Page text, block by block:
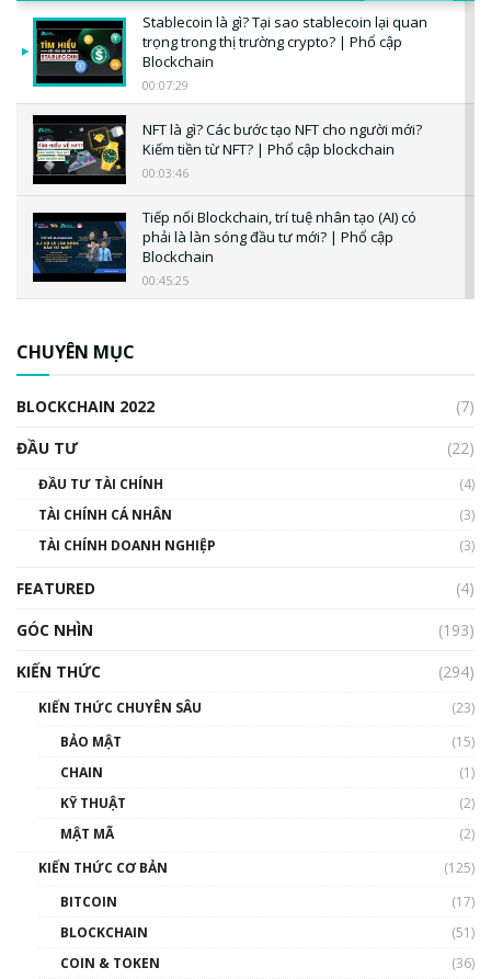
Stablecoin là gì? Tại sao stablecoin lại quan
trọng trong thị trường crypto? | Phổ cập
Blockchain
00:07:29
NFT là gì? Các bước tạo NFT cho người mới?
Kiếm tiền từ NFT? | Phổ cập blockchain
00:03:46
Tiếp nối Blockchain, trí tuệ nhân tạo (AI) có
phải là làn sóng đầu tư mới? | Phổ cập
Blockchain
00:45:25
00:02:14
Nhìn lại năm 2022: Những sự kiện ảnh hưởng
đến hệ sinh thái tiền mã hoá | Phổ cập
00:43:47
như thể nào?
00:39:31
CHUYÊN MỤC
BLOCKCHAIN 2022
(7)
ĐẦU TƯ
(22)
ĐẦU TƯ TÀI CHÍNH
(4)
TÀI CHÍNH CÁ NHÂN
(3)
TÀI CHÍNH DOANH NGHIỆP
(3)
FEATURED
(4)
GÓC NHÌN
(193)
KIẾN THỨC
(294)
KIẾN THỨC CHUYÊN SÂU
(23)
BẢO MẬT
(15)
CHAIN
(1)
KỸ THUẬT
(2)
MẬT MÃ
(2)
KIẾN THỨC CƠ BẢN
(125)
BITCOIN
(17)
BLOCKCHAIN
(51)
COIN & TOKEN
(36)